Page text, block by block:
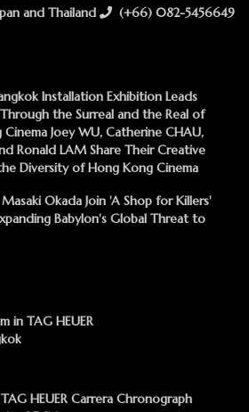
and Thailand
(+66) 082-5456649
Installation Exhibition Leads
the Surreal and the Real of
Joey WU, Catherine CHAU,
Ronald LAM Share Their Creative
Diversity of Hong Kong Cinema
Okada Join 'A Shop for Killers'
Babylon's Global Threat to
in TAG HEUER
HEUER Carrera Chronograph